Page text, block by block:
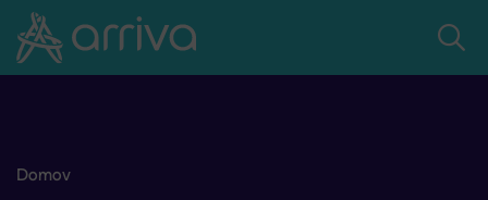
Skoči na vsebino
Domov
Prodajno mesto v Slovenski Bistrici 29. januarja 2024 zaprto